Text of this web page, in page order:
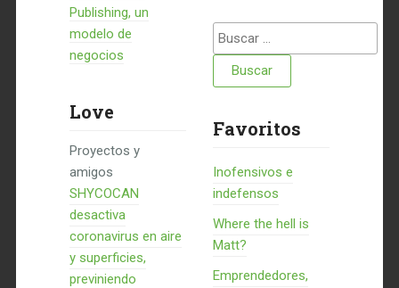
Publishing, un
modelo de
negocios
Love
Proyectos y
amigos
SHYCOCAN
desactiva
coronavirus en aire
y superficies,
previniendo
Buscar:
Favoritos
Inofensivos e
indefensos
Where the hell is
Matt?
Emprendedores,